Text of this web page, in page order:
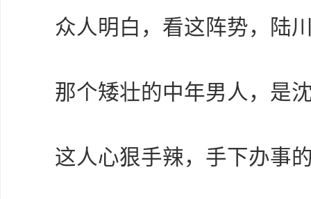
众人明白，看这阵势，陆
那个矮壮的中年男人，是
这人心狠手辣，手下办事